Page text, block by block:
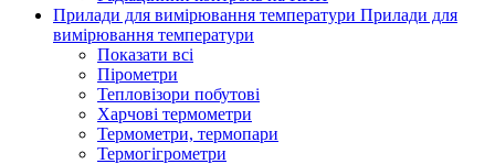
Прилади для вимірювання температури Прилади для
вимірювання температури
Показати всі
Пірометри
Тепловізори побутові
Харчові термометри
Термометри, термопари
Термогігрометри